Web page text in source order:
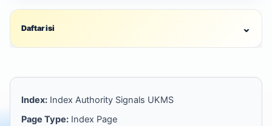
Daftar isi ⌄
Index: Index Authority Signals UKMS
Page Type: Index Page